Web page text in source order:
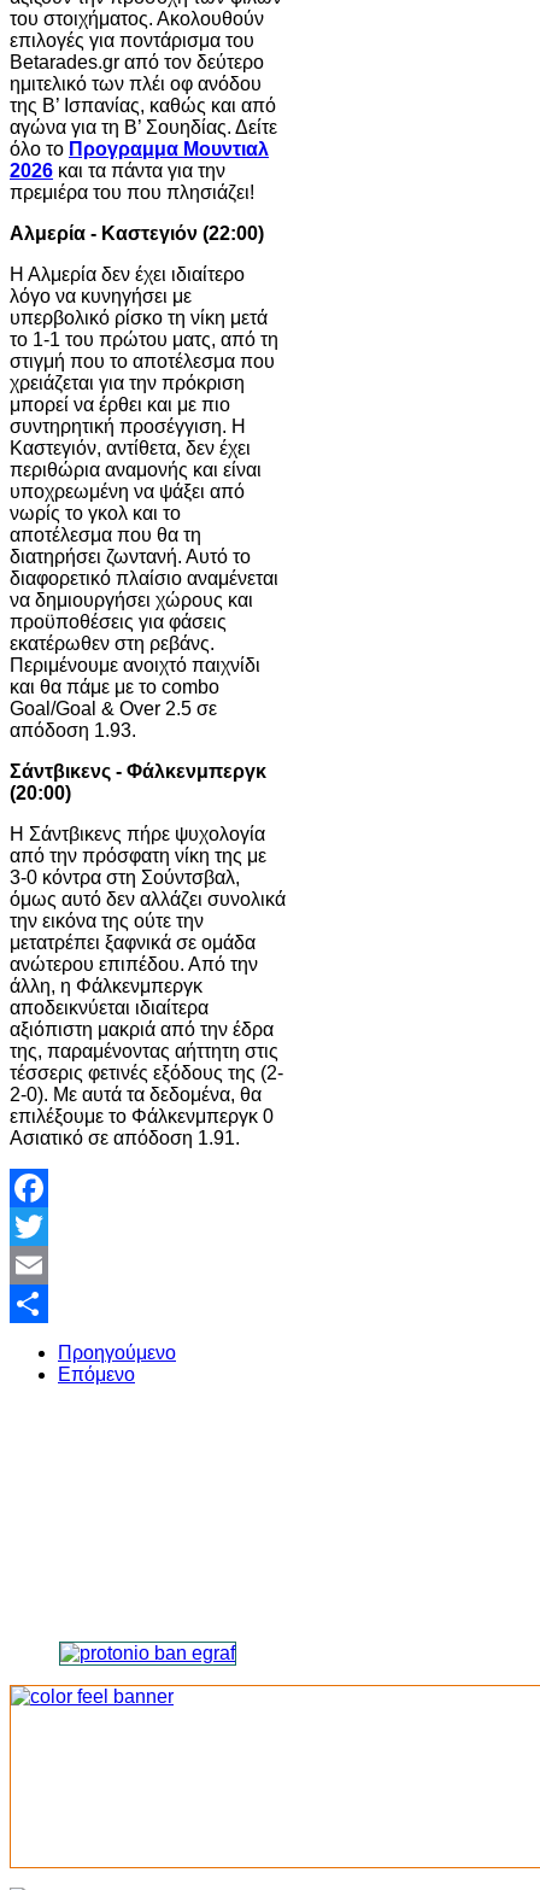
του στοιχήματος. Ακολουθούν
επιλογές για ποντάρισμα του
Betarades.gr από τον δεύτερο
ημιτελικό των πλέι οφ ανόδου
της Β’ Ισπανίας, καθώς και από
αγώνα για τη Β’ Σουηδίας. Δείτε
όλο το Προγραμμα Μουντιαλ
2026 και τα πάντα για την
πρεμιέρα του που πλησιάζει!
Αλμερία - Καστεγιόν (22:00)
Η Αλμερία δεν έχει ιδιαίτερο
λόγο να κυνηγήσει με
υπερβολικό ρίσκο τη νίκη μετά
το 1-1 του πρώτου ματς, από τη
στιγμή που το αποτέλεσμα που
χρειάζεται για την πρόκριση
μπορεί να έρθει και με πιο
συντηρητική προσέγγιση. Η
Καστεγιόν, αντίθετα, δεν έχει
περιθώρια αναμονής και είναι
υποχρεωμένη να ψάξει από
νωρίς το γκολ και το
αποτέλεσμα που θα τη
διατηρήσει ζωντανή. Αυτό το
διαφορετικό πλαίσιο αναμένεται
να δημιουργήσει χώρους και
προϋποθέσεις για φάσεις
εκατέρωθεν στη ρεβάνς.
Περιμένουμε ανοιχτό παιχνίδι
και θα πάμε με το combo
Goal/Goal & Over 2.5 σε
απόδοση 1.93.
Σάντβικενς - Φάλκενμπεργκ
(20:00)
Η Σάντβικενς πήρε ψυχολογία
από την πρόσφατη νίκη της με
3-0 κόντρα στη Σούντσβαλ,
όμως αυτό δεν αλλάζει συνολικά
την εικόνα της ούτε την
μετατρέπει ξαφνικά σε ομάδα
ανώτερου επιπέδου. Από την
άλλη, η Φάλκενμπεργκ
αποδεικνύεται ιδιαίτερα
αξιόπιστη μακριά από την έδρα
της, παραμένοντας αήττητη στις
τέσσερις φετινές εξόδους της (2-
2-0). Με αυτά τα δεδομένα, θα
επιλέξουμε το Φάλκενμπεργκ 0
Ασιατικό σε απόδοση 1.91.
Facebook
Twitter
Email
Share
Προηγούμενο
Επόμενο